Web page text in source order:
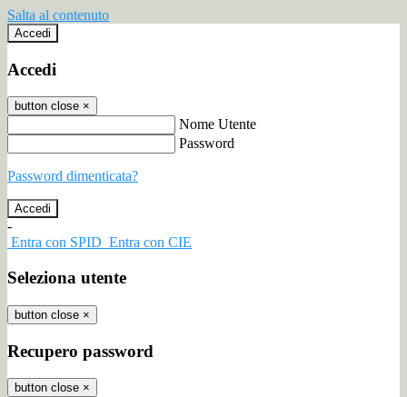
Salta al contenuto
Accedi
Accedi
button close ×
Nome Utente
Password
Password dimenticata?
-
Entra con SPID Entra con CIE
Seleziona utente
button close ×
Recupero password
button close ×